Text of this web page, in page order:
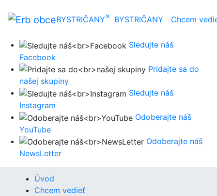
BYSTRIČANY× BYSTRIČANY Chcem
Sledujte náš
Facebook
Pridajte sa do
našej skupiny
Sledujte náš
Instagram
Odoberajte náš
YouTube
Odoberajte náš
NewsLetter
Úvod
Chcem vedieť